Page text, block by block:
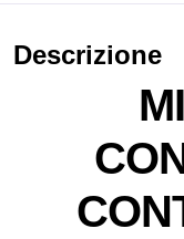
Descrizione